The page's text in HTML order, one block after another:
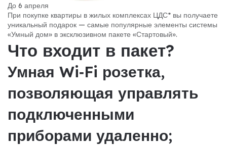
До 6 апреля
При покупке квартиры в жилых комплексах ЦДС* вы получаете
уникальный подарок — самые популярные элементы системы
«Умный дом» в эксклюзивном пакете «Стартовый».
Что входит в пакет?
Умная Wi‐Fi розетка,
позволяющая управлять
подключенными
приборами удаленно;